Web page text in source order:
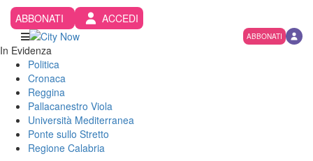
ABBONATI ACCEDI
ABBONATI
In Evidenza
Politica
Cronaca
Reggina
Pallacanestro Viola
Università Mediterranea
Ponte sullo Stretto
Regione Calabria